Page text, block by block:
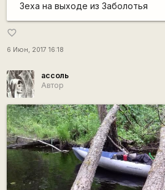
Зеха на выходе из Заболотья
favorite_border
6 Июн, 2017 16:18
ассоль
Автор